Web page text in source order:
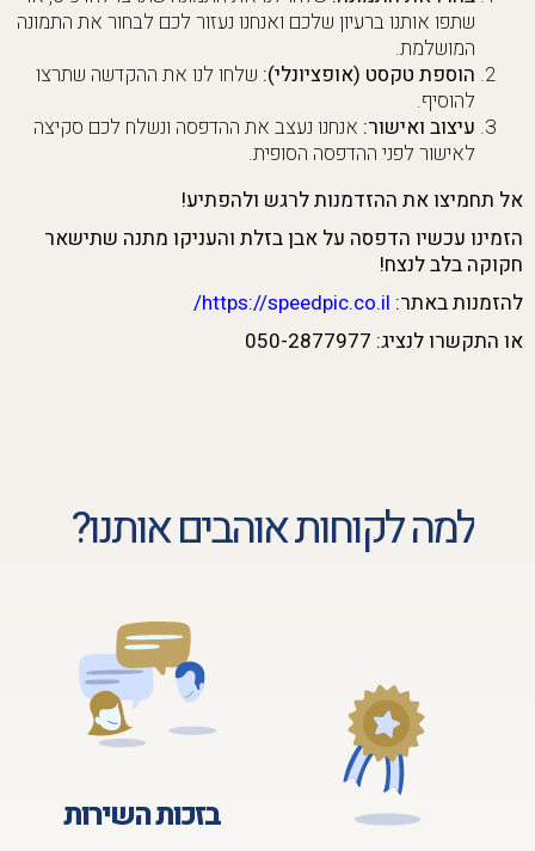
שתפו אותנו ברעיון שלכם ואנחנו נעזור לכם לבחור את התמונה
המושלמת.
הוספת טקסט (אופציונלי): שלחו לנו את ההקדשה שתרצו
להוסיף.
עיצוב ואישור: אנחנו נעצב את ההדפסה ונשלח לכם סקיצה
לאישור לפני ההדפסה הסופית.
אל תחמיצו את ההזדמנות לרגש ולהפתיע!
הזמינו עכשיו הדפסה על אבן בזלת והעניקו מתנה שתישאר
חקוקה בלב לנצח!
להזמנות באתר: https://speedpic.co.il/
או התקשרו לנציג: 050-2877977
למה לקוחות אוהבים אותנו?
בזכות השירות